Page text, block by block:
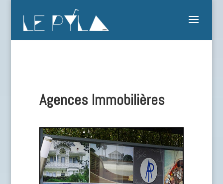
Agences Immobilières